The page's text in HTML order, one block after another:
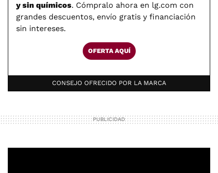
y sin químicos. Cómpralo ahora en lg.com con
grandes descuentos, envío gratis y financiación
sin intereses.
OFERTA AQUÍ
CONSEJO OFRECIDO POR LA MARCA